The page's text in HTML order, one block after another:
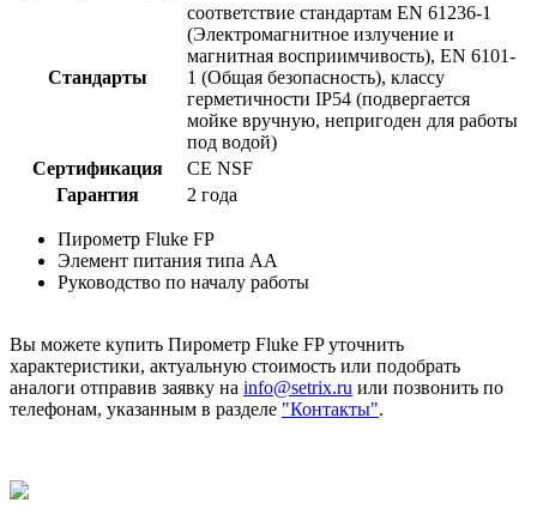
Стандарты
соответствие стандартам EN 61236-1
(Электромагнитное излучение и
магнитная восприимчивость), EN 6101-
1 (Общая безопасность), классу
герметичности IP54 (подвергается
мойке вручную, непригоден для работы
под водой)
Сертификация
CE NSF
Гарантия
2 года
Пирометр Fluke FP
Элемент питания типа AA
Руководство по началу работы
Вы можете купить Пирометр Fluke FP уточнить
характеристики, актуальную стоимость или подобрать
аналоги отправив заявку на info@setrix.ru или позвонить по
телефонам, указанным в разделе "Контакты".